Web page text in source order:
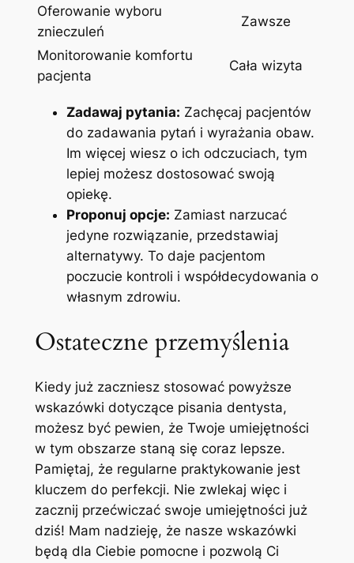
Oferowanie wyboru
znieczuleń
Zawsze
Monitorowanie komfortu
pacjenta
Cała wizyta
Zadawaj pytania: Zachęcaj pacjentów
do zadawania pytań i wyrażania obaw.
Im więcej wiesz o ich odczuciach, tym
lepiej możesz dostosować swoją
opiekę.
Proponuj opcje: Zamiast narzucać
jedyne rozwiązanie, przedstawiaj
alternatywy. To daje pacjentom
poczucie kontroli i współdecydowania o
własnym zdrowiu.
Ostateczne przemyślenia
Kiedy już zaczniesz stosować powyższe
wskazówki dotyczące pisania dentysta,
możesz być pewien, że Twoje umiejętności
w tym obszarze staną się coraz lepsze.
Pamiętaj, że regularne praktykowanie jest
kluczem do perfekcji. Nie zwlekaj więc i
zacznij przećwiczać swoje umiejętności już
dziś! Mam nadzieję, że nasze wskazówki
będą dla Ciebie pomocne i pozwolą Ci